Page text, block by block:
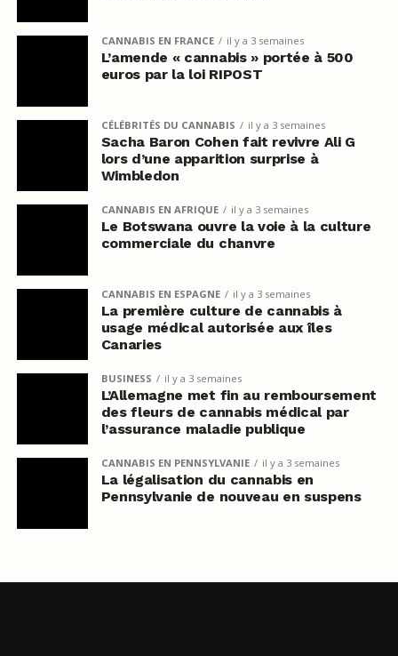
CANNABIS EN FRANCE il y a 3 semaines
L’amende « cannabis » portée à 500
euros par la loi RIPOST
CÉLÉBRITÉS DU CANNABIS il y a 3 semaines
Sacha Baron Cohen fait revivre Ali G
lors d’une apparition surprise à
Wimbledon
CANNABIS EN AFRIQUE il y a 3 semaines
Le Botswana ouvre la voie à la culture
commerciale du chanvre
CANNABIS EN ESPAGNE il y a 3 semaines
La première culture de cannabis à
usage médical autorisée aux îles
Canaries
BUSINESS il y a 3 semaines
L’Allemagne met fin au remboursement
des fleurs de cannabis médical par
l’assurance maladie publique
CANNABIS EN PENNSYLVANIE il y a 3 semaines
La légalisation du cannabis en
Pennsylvanie de nouveau en suspens